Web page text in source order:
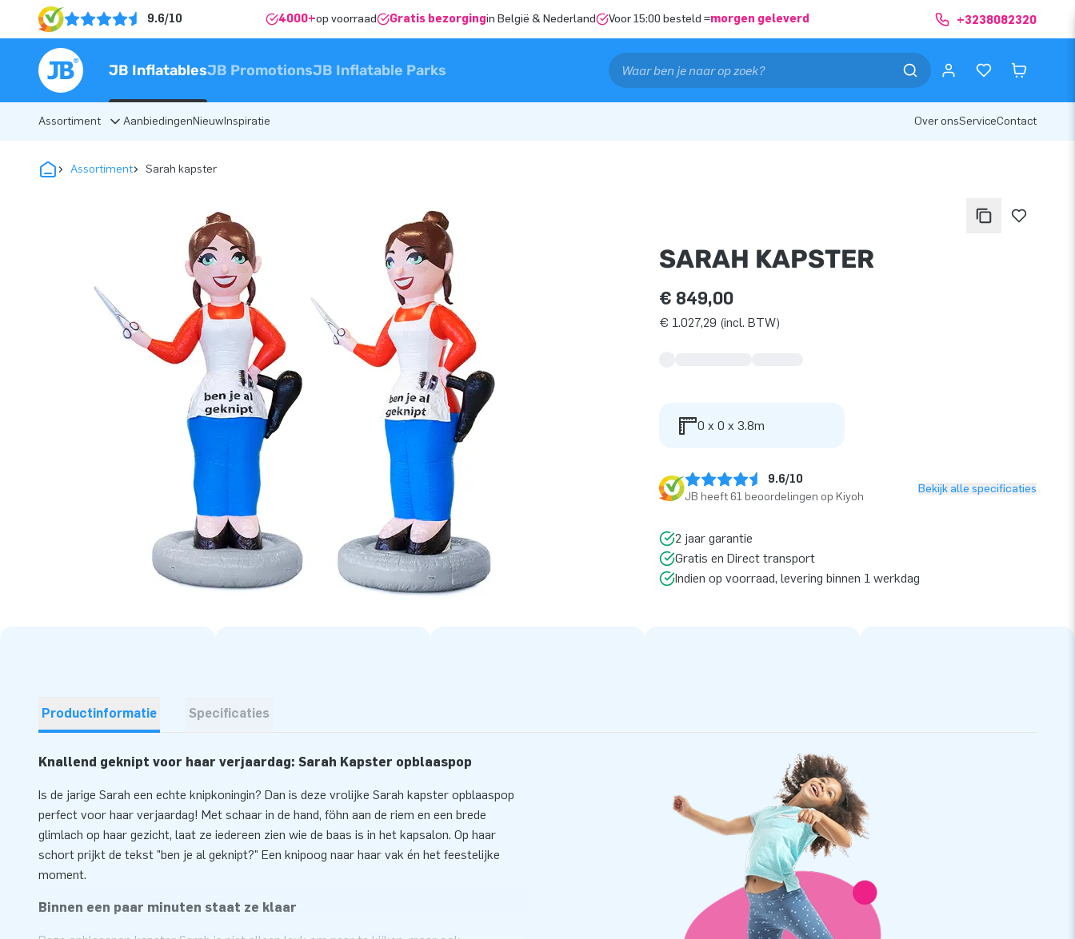
9.6/10 4000+op voorraad Gratis bezorgingin België & Nederland Voor 15:00 besteld =morgen geleverd +3238082320
JB InflatablesJB PromotionsJB Inflatable Parks
Assortiment AanbiedingenNieuwInspiratie Over onsServiceContact
Assortiment Sarah kapster
SARAH KAPSTER
€ 849,00
€ 1.027,29 (incl. BTW)
0 x 0 x 3.8m
9.6/10
JB heeft 61 beoordelingen op Kiyoh
Bekijk alle specificaties
2 jaar garantie
Gratis en Direct transport
Indien op voorraad, levering binnen 1 werkdag
Productinformatie Specificaties
Knallend geknipt voor haar verjaardag: Sarah Kapster opblaaspop
Is de jarige Sarah een echte knipkoningin? Dan is deze vrolijke Sarah kapster opblaaspop
perfect voor haar verjaardag! Met schaar in de hand, föhn aan de riem en een brede
glimlach op haar gezicht, laat ze iedereen zien wie de baas is in het kapsalon. Op haar
schort prijkt de tekst "ben je al geknipt?" Een knipoog naar haar vak én het feestelijke
moment.
Binnen een paar minuten staat ze klaar